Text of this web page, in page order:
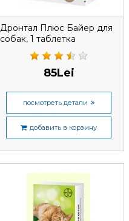
Дронтал Плюс Байер для
собак, 1 таблетка
85Lei
посмотреть детали
добавить в корзину